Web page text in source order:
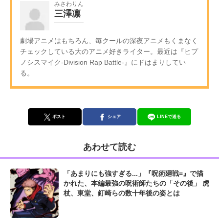
みさわりん
三澤凛
劇場アニメはもちろん、毎クールの深夜アニメもくまなく
チェックしている大のアニメ好きライター。最近は『ヒプ
ノシスマイク-Division Rap Battle-』にドはまりしてい
る。
ポスト シェア LINEで送る
あわせて読む
「あまりにも強すぎる...」『呪術廻戦≡』で描
かれた、本編最強の呪術師たちの「その後」 虎
杖、東堂、釘崎らの数十年後の姿とは